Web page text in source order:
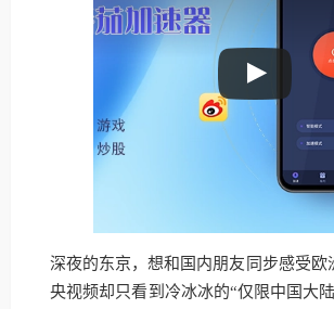
深夜的东京，想和国内朋友同步感受欧
央视频却只看到冷冰冰的“仅限中国大